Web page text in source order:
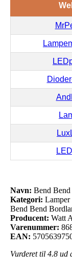
Navn: Bend
Kategori: Lamper
Bend Bend
Producent: Watt
Varenummer:
EAN:
Vurderet til 4.8 ud